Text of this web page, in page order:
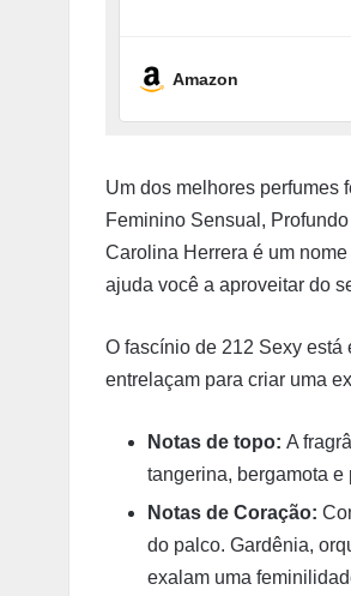
Amazon
Um dos melhores perfumes
Feminino Sensual,
Carolina Herrera é um
ajuda você a aproveitar do
O fascínio de 212 Sexy
entrelaçam para criar uma
Notas de topo: A
tangerina, bergamota e
Notas de Coração:
do palco. Gardênia,
exalam uma